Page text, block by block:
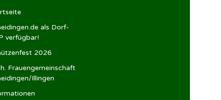
als Dorf-
verfügbar!
2026
Frauengemeinschaft
Illingen